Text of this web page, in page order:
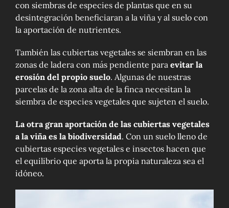
con siembras de especies de plantas que en su
desintegración beneficiaran a la viña y al suelo con
la aportación de nutrientes.
También las cubiertas vegetales se siembran en las
zonas de ladera con más pendiente para evitar la
erosión del propio suelo. Algunas de nuestras
parcelas de la zona alta de la finca necesitan la
siembra de especies vegetales que sujeten el suelo.
La otra gran aportación de las cubiertas vegetales
a la viña es la biodiversidad. Con un suelo lleno de
cubiertas especies vegetales e insectos hacen que
el equilibrio que aporta la propia naturaleza sea el
idóneo.